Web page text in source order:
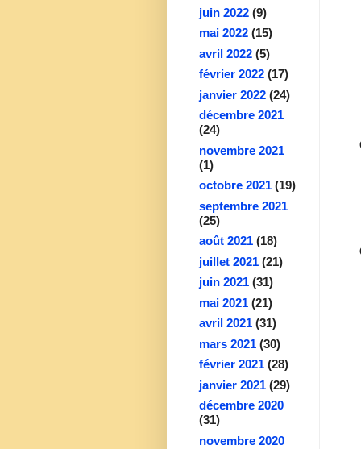
juin 2022 (9)
mai 2022 (15)
avril 2022 (5)
février 2022 (17)
janvier 2022 (24)
décembre 2021
(24)
novembre 2021
(1)
octobre 2021 (19)
septembre 2021
(25)
août 2021 (18)
juillet 2021 (21)
juin 2021 (31)
mai 2021 (21)
avril 2021 (31)
mars 2021 (30)
février 2021 (28)
janvier 2021 (29)
décembre 2020
(31)
novembre 2020